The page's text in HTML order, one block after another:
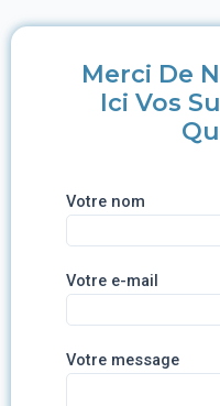
Merci De
Ici Vos
Votre nom
Votre e-mail
Votre message